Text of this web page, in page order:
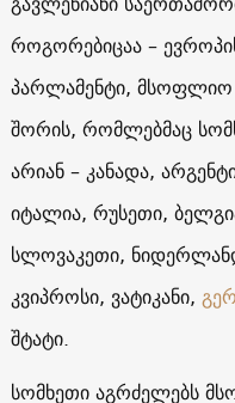
როგორებიცაა –
პარლამენტი, მსოფლიო
შორის, რომლებმაც
არიან – კანადა,
იტალია, რუსეთი,
სლოვაკეთი,
კვიპროსი, ვატიკანი,
შტატი.
სომხეთი აგრძელებს